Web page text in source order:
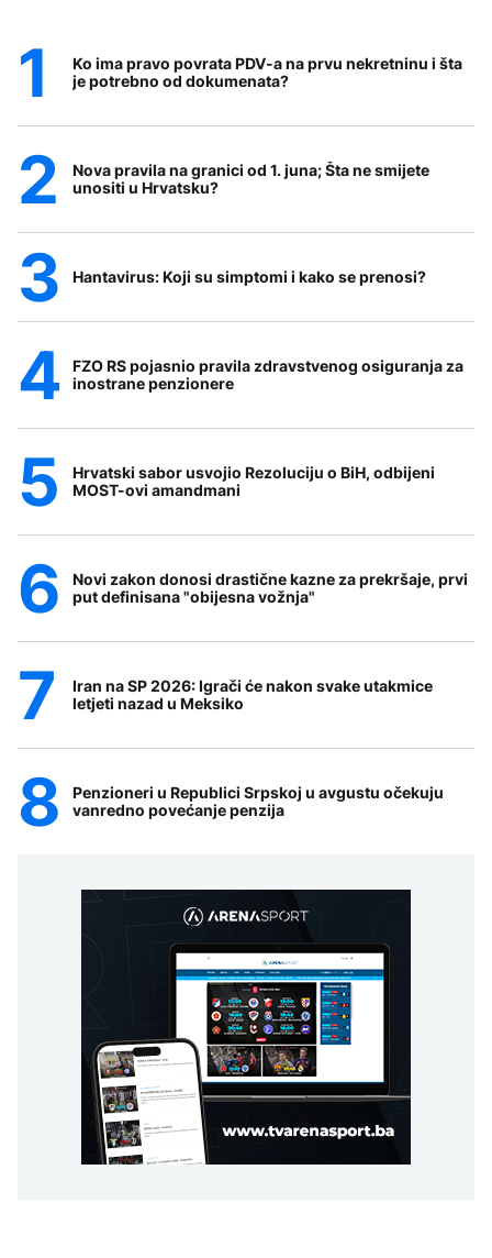
Ko ima pravo povrata PDV-a na prvu nekretninu i šta
je potrebno od dokumenata?
Nova pravila na granici od 1. juna; Šta ne smijete
unositi u Hrvatsku?
Hantavirus: Koji su simptomi i kako se prenosi?
FZO RS pojasnio pravila zdravstvenog osiguranja za
inostrane penzionere
Hrvatski sabor usvojio Rezoluciju o BiH, odbijeni
MOST-ovi amandmani
Novi zakon donosi drastične kazne za prekršaje, prvi
put definisana "obijesna vožnja"
Iran na SP 2026: Igrači će nakon svake utakmice
letjeti nazad u Meksiko
Penzioneri u Republici Srpskoj u avgustu očekuju
vanredno povećanje penzija